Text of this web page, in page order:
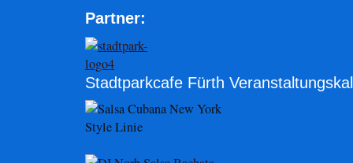
Partner:
Stadtparkcafe Fürth